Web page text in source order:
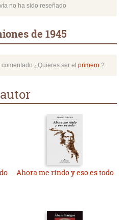
no ha sido reseñado
de 1945
¿Quieres ser el primero?
Ahora me rindo y eso es todo